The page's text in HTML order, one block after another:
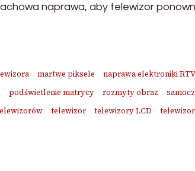
naprawa, aby telewizor
martwe piksele naprawa elektroniki RTV
podświetlenie matrycy rozmyty obraz
telewizor telewizory LCD